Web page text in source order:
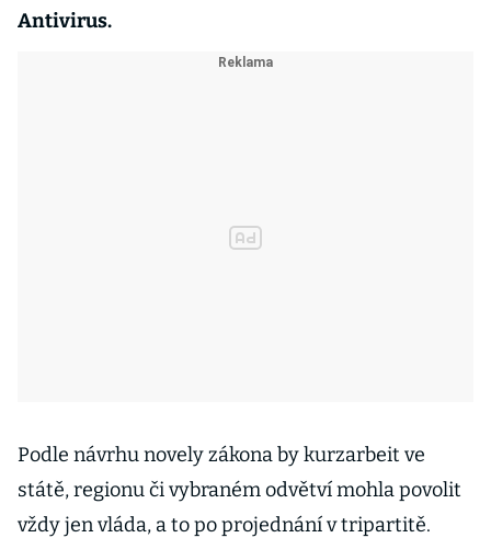
Antivirus.
Podle návrhu novely zákona by kurzarbeit ve
státě, regionu či vybraném odvětví mohla povolit
vždy jen vláda, a to po projednání v tripartitě.